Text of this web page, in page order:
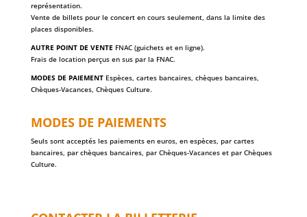
représentation.
Vente de billets pour le concert en cours seulement, dans la limite des
places disponibles.
AUTRE POINT DE VENTE FNAC (guichets et en ligne).
Frais de location perçus en sus par la FNAC.
MODES DE PAIEMENTEspèces, cartes bancaires, chèques bancaires,
Chèques-Vacances, Chèques Culture.
MODES DE PAIEMENTS
Seuls sont acceptés les paiements en euros, en espèces, par cartes
bancaires, par chèques bancaires, par Chèques-Vacances et par Chèques
Culture.